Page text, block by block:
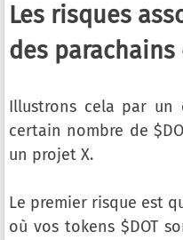
Les risques
des
Illustrons cela par un
certain nombre de
un projet X.
Le premier risque est
où vos tokens $DOT